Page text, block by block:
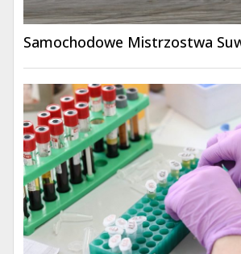
Samochodowe Mistrzostwa